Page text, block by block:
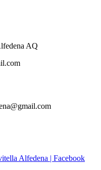
AQ
Alfedena | Facebook